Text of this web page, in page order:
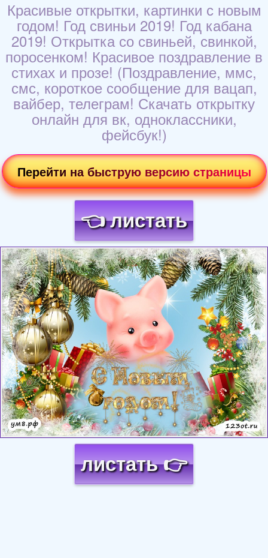
Красивые открытки, картинки с новым
годом! Год свиньи 2019! Год кабана
2019! Открытка со свиньей, свинкой,
поросенком! Красивое поздравление в
стихах и прозе! (Поздравление, ммс,
смс, короткое сообщение для вацап,
вайбер, телеграм! Скачать открытку
онлайн для вк, одноклассники,
фейсбук!)
Перейти на быструю версию страницы
👈 листать
Загрузка картинки...
листать 👉